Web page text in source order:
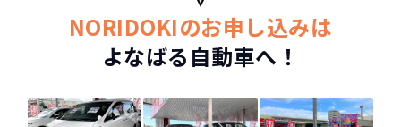
NORIDOKIのお申し込みは
よなばる自動車へ！